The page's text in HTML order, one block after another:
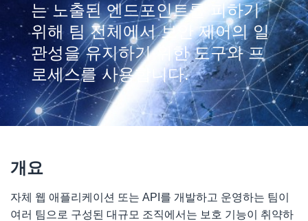
는 노출된 엔드포인트를 피하기
위해 팀 전체에서 보안 제어의 일
관성을 유지하기 위한 도구와 프
로세스를 사용합니다.
개요
자체 웹 애플리케이션 또는 API를 개발하고 운영하는 팀이
여러 팀으로 구성된 대규모 조직에서는 보호 기능이 취약하